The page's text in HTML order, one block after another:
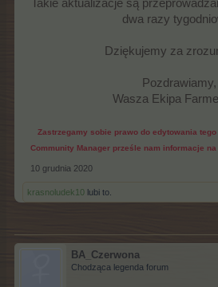
Takie aktualizacje są
dwa razy
Dziękujemy za
Pozdrawiamy,
Wasza Ekipa
Zastrzegamy sobie prawo do edytowania
Community Manager prześle nam informacje na
10 grudnia 2020
krasnoludek10 lubi to.
BA_Czerwona
Chodząca legenda forum